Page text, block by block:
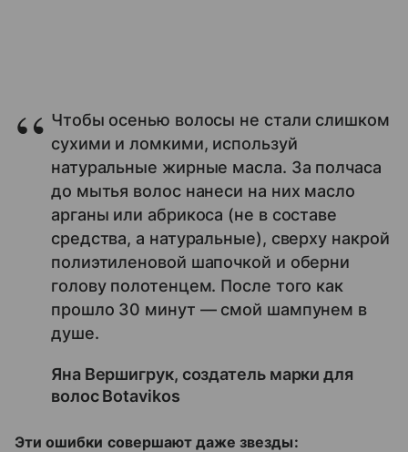
Чтобы осенью волосы не стали слишком
сухими и ломкими, используй
натуральные жирные масла. За полчаса
до мытья волос нанеси на них масло
арганы или абрикоса (не в составе
средства, а натуральные), сверху накрой
полиэтиленовой шапочкой и оберни
голову полотенцем. После того как
прошло 30 минут — смой шампунем в
душе.
Яна Вершигрук, создатель марки для
волос Botavikos
Эти ошибки совершают даже звезды: